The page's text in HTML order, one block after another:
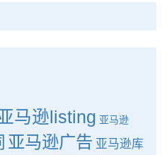
马逊listing 亚马逊
亚马逊广告 亚马逊库